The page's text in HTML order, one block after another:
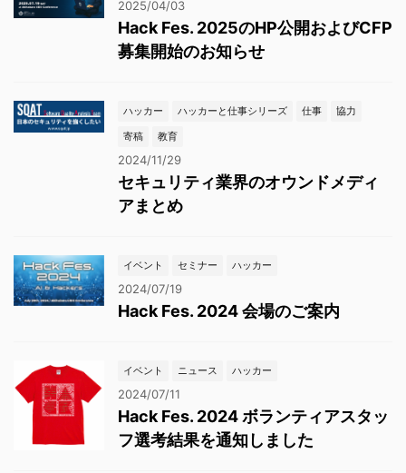
2025/04/03
Hack Fes. 2025のHP公開およびCFP
募集開始のお知らせ
ハッカー ハッカーと仕事シリーズ 仕事
協力
寄稿
教育
2024/11/29
セキュリティ業界のオウンドメディ
アまとめ
イベント セミナー ハッカー
2024/07/19
Hack Fes. 2024 会場のご案内
イベント ニュース ハッカー
2024/07/11
Hack Fes. 2024 ボランティアスタッ
フ選考結果を通知しました